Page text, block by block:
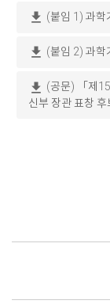
download (붙임 1) 과학
download (붙임 2) 과학
download (공문) 「제
신부 장관 표창